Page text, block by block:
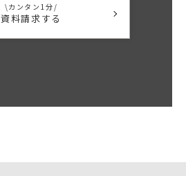
\カンタン1分/
資料請求する